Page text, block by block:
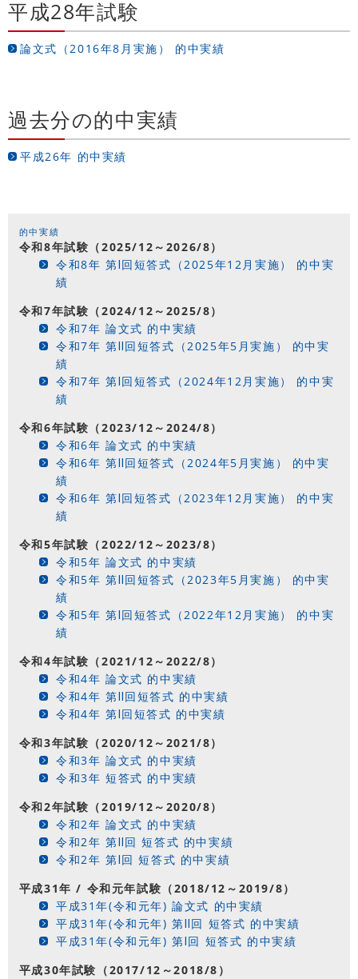
平成28年試験
論文式（2016年8月実施） 的中実績
過去分の的中実績
平成26年 的中実績
的中実績
令和8年試験（2025/12～2026/8）
令和8年 第Ⅰ回短答式（2025年12月実施） 的中実
績
令和7年試験（2024/12～2025/8）
令和7年 論文式 的中実績
令和7年 第Ⅱ回短答式（2025年5月実施） 的中実
績
令和7年 第Ⅰ回短答式（2024年12月実施） 的中実
績
令和6年試験（2023/12～2024/8）
令和6年 論文式 的中実績
令和6年 第Ⅱ回短答式（2024年5月実施） 的中実
績
令和6年 第Ⅰ回短答式（2023年12月実施） 的中実
績
令和5年試験（2022/12～2023/8）
令和5年 論文式 的中実績
令和5年 第Ⅱ回短答式（2023年5月実施） 的中実
績
令和5年 第Ⅰ回短答式（2022年12月実施） 的中実
績
令和4年試験（2021/12～2022/8）
令和4年 論文式 的中実績
令和4年 第Ⅱ回短答式 的中実績
令和4年 第Ⅰ回短答式 的中実績
令和3年試験（2020/12～2021/8）
令和3年 論文式 的中実績
令和3年 短答式 的中実績
令和2年試験（2019/12～2020/8）
令和2年 論文式 的中実績
令和2年 第Ⅱ回 短答式 的中実績
令和2年 第Ⅰ回 短答式 的中実績
平成31年 / 令和元年試験（2018/12～2019/8）
平成31年(令和元年) 論文式 的中実績
平成31年(令和元年) 第Ⅱ回 短答式 的中実績
平成31年(令和元年) 第Ⅰ回 短答式 的中実績
平成30年試験（2017/12～2018/8）